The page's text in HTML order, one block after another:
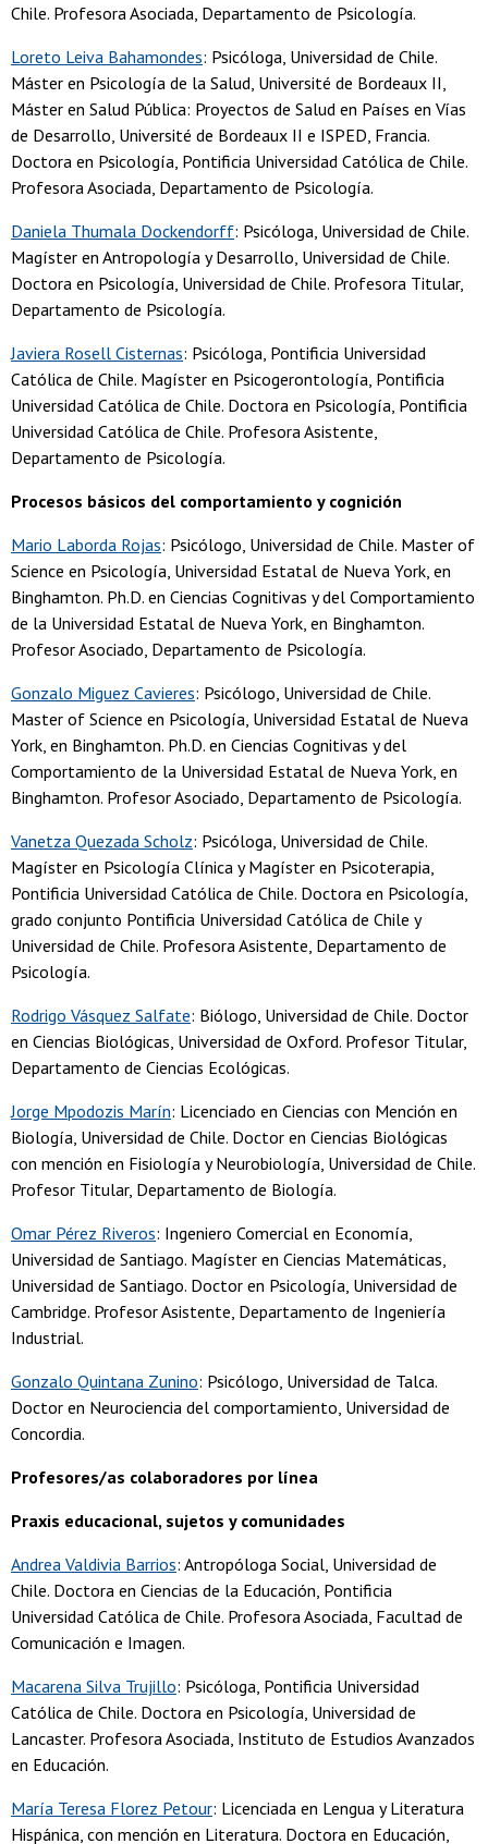
Chile. Profesora Asociada, Departamento de Psicología.
Loreto Leiva Bahamondes: Psicóloga, Universidad de Chile.
Máster en Psicología de la Salud, Université de Bordeaux II,
Máster en Salud Pública: Proyectos de Salud en Países en Vías
de Desarrollo, Université de Bordeaux II e ISPED, Francia.
Doctora en Psicología, Pontificia Universidad Católica de Chile.
Profesora Asociada, Departamento de Psicología.
Daniela Thumala Dockendorff: Psicóloga, Universidad de Chile.
Magíster en Antropología y Desarrollo, Universidad de Chile.
Doctora en Psicología, Universidad de Chile. Profesora Titular,
Departamento de Psicología.
Javiera Rosell Cisternas: Psicóloga, Pontificia Universidad
Católica de Chile. Magíster en Psicogerontología, Pontificia
Universidad Católica de Chile. Doctora en Psicología, Pontificia
Universidad Católica de Chile. Profesora Asistente,
Departamento de Psicología.
Procesos básicos del comportamiento y cognición
Mario Laborda Rojas: Psicólogo, Universidad de Chile. Master of
Science en Psicología, Universidad Estatal de Nueva York, en
Binghamton. Ph.D. en Ciencias Cognitivas y del Comportamiento
de la Universidad Estatal de Nueva York, en Binghamton.
Profesor Asociado, Departamento de Psicología.
Gonzalo Miguez Cavieres: Psicólogo, Universidad de Chile.
Master of Science en Psicología, Universidad Estatal de Nueva
York, en Binghamton. Ph.D. en Ciencias Cognitivas y del
Comportamiento de la Universidad Estatal de Nueva York, en
Binghamton. Profesor Asociado, Departamento de Psicología.
Vanetza Quezada Scholz: Psicóloga, Universidad de Chile.
Magíster en Psicología Clínica y Magíster en Psicoterapia,
Pontificia Universidad Católica de Chile. Doctora en Psicología,
grado conjunto Pontificia Universidad Católica de Chile y
Universidad de Chile. Profesora Asistente, Departamento de
Psicología.
Rodrigo Vásquez Salfate: Biólogo, Universidad de Chile. Doctor
en Ciencias Biológicas, Universidad de Oxford. Profesor Titular,
Departamento de Ciencias Ecológicas.
Jorge Mpodozis Marín: Licenciado en Ciencias con Mención en
Biología, Universidad de Chile. Doctor en Ciencias Biológicas
con mención en Fisiología y Neurobiología, Universidad de Chile.
Profesor Titular, Departamento de Biología.
Omar Pérez Riveros: Ingeniero Comercial en Economía,
Universidad de Santiago. Magíster en Ciencias Matemáticas,
Universidad de Santiago. Doctor en Psicología, Universidad de
Cambridge. Profesor Asistente, Departamento de Ingeniería
Industrial.
Gonzalo Quintana Zunino: Psicólogo, Universidad de Talca.
Doctor en Neurociencia del comportamiento, Universidad de
Concordia.
Profesores/as colaboradores por línea
Praxis educacional, sujetos y comunidades
Andrea Valdivia Barrios: Antropóloga Social, Universidad de
Chile. Doctora en Ciencias de la Educación, Pontificia
Universidad Católica de Chile. Profesora Asociada, Facultad de
Comunicación e Imagen.
Macarena Silva Trujillo: Psicóloga, Pontificia Universidad
Católica de Chile. Doctora en Psicología, Universidad de
Lancaster. Profesora Asociada, Instituto de Estudios Avanzados
en Educación.
María Teresa Florez Petour: Licenciada en Lengua y Literatura
Hispánica, con mención en Literatura. Doctora en Educación,